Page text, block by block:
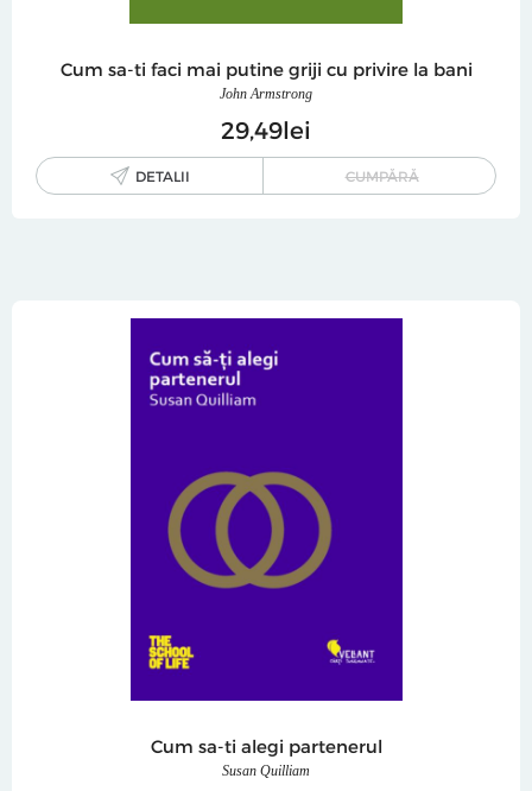
Cum sa-ti faci mai putine griji cu privire la bani
John Armstrong
2949lei
DETALII CUMPĂRĂ
Cum sa-ti alegi partenerul
Susan Quilliam